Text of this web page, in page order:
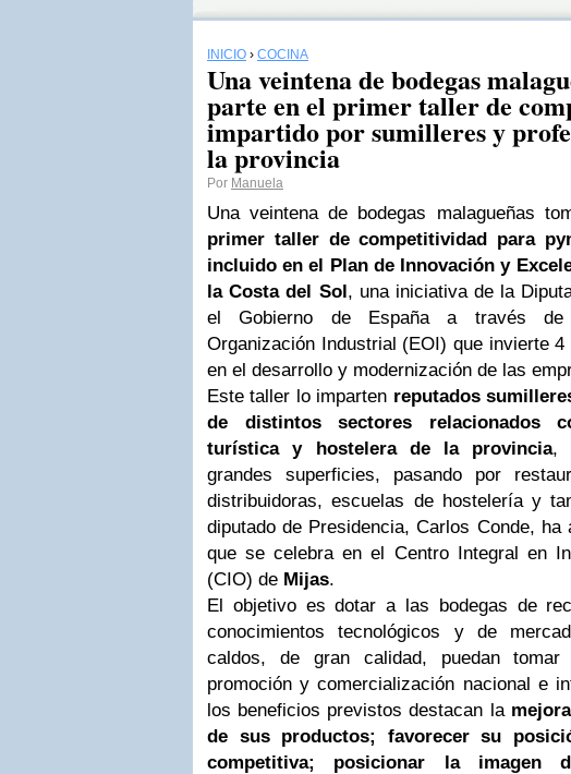
INICIO › COCINA
Una veintena de bodegas
parte en el primer taller de
impartido por sumilleres y
la provincia
Por Manuela
Una veintena de bodegas malagueñas
primer taller de competitividad para
incluido en el Plan de Innovación y
la Costa del Sol, una iniciativa de la
el Gobierno de España a través
Organización Industrial (EOI) que invierte 4
en el desarrollo y modernización de las
Este taller lo imparten reputados
de distintos sectores relacionados
turística y hostelera de la provincia,
grandes superficies, pasando por
distribuidoras, escuelas de hostelería y
diputado de Presidencia, Carlos Conde, ha
que se celebra en el Centro Integral en
(CIO) de Mijas.
El objetivo es dotar a las bodegas de
conocimientos tecnológicos y de
caldos, de gran calidad, puedan
promoción y comercialización nacional e
los beneficios previstos destacan la
de sus productos; favorecer su
competitiva; posicionar la imagen